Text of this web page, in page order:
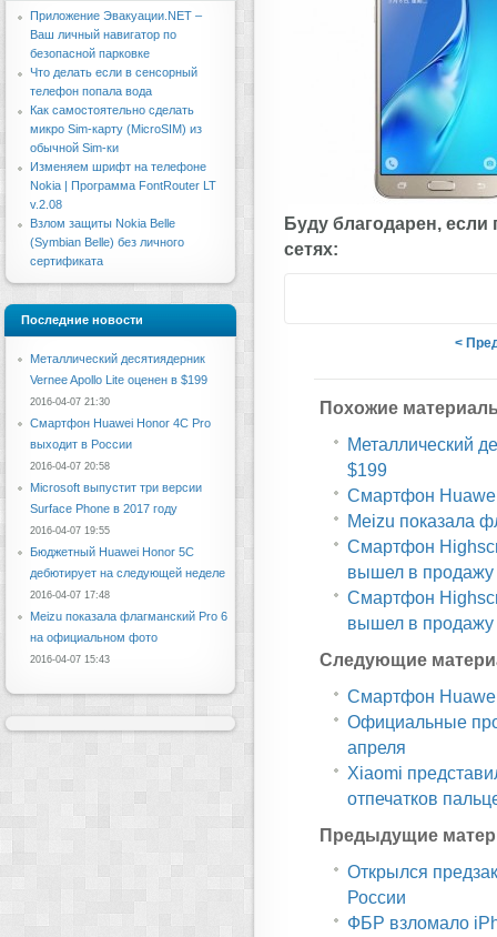
Буду благодарен, если
сетях:
<
Похожие
Металлический
$199
Смартфон
Meizu показала
Смартфон
вышел в продажу
Смартфон
вышел в продажу
Следующие
Смартфон
Официальные
апреля
Xiaomi
отпечатков
Предыдущие
Открылся
России
ФБР взломало
Приложение Эвакуации.NET –
Ваш личный навигатор по
безопасной парковке
Что делать если в сенсорный
телефон попала вода
Как самостоятельно сделать
микро Sim-карту (MicroSIM) из
обычной Sim-ки
Изменяем шрифт на телефоне
Nokia | Программа FontRouter LT
v.2.08
Взлом защиты Nokia Belle
(Symbian Belle) без личного
сертификата
Последние новости
Металлический десятиядерник
Vernee Apollo Lite оценен в $199
2016-04-07 21:30
Смартфон Huawei Honor 4C Pro
выходит в России
2016-04-07 20:58
Microsoft выпустит три версии
Surface Phone в 2017 году
2016-04-07 19:55
Бюджетный Huawei Honor 5C
дебютирует на следующей неделе
2016-04-07 17:48
Meizu показала флагманский Pro 6
на официальном фото
2016-04-07 15:43